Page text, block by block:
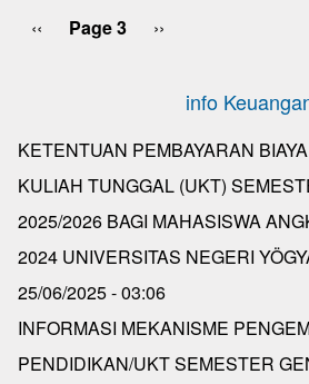
Pagination
Previous
‹‹ Page 3
Next
››
info
KETENTUAN PEMBAYARAN
KULIAH TUNGGAL (UKT)
2025/2026 BAGI MAHASISWA
2024 UNIVERSITAS NEGERI
25/06/2025 - 03:06
INFORMASI MEKANISME
PENDIDIKAN/UKT SEMESTER